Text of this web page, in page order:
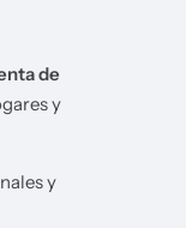
de
y
y